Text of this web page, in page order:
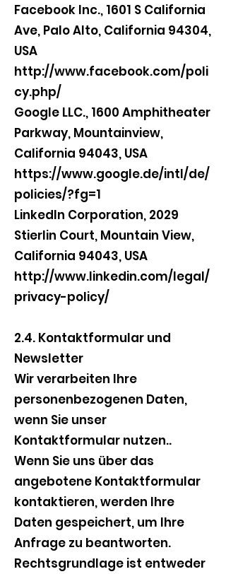
Facebook Inc., 1601 S California
Ave, Palo Alto, California 94304,
USA
http://www.facebook.com/poli
cy.php/
Google LLC., 1600 Amphitheater
Parkway, Mountainview,
California 94043, USA
https://www.google.de/intl/de/
policies/?fg=1
LinkedIn Corporation, 2029
Stierlin Court, Mountain View,
California 94043, USA
http://www.linkedin.com/legal/
privacy-policy/
2.4. Kontaktformular und
Newsletter
Wir verarbeiten Ihre
personenbezogenen Daten,
wenn Sie unser
Kontaktformular nutzen..
Wenn Sie uns über das
angebotene Kontaktformular
kontaktieren, werden Ihre
Daten gespeichert, um Ihre
Anfrage zu beantworten.
Rechtsgrundlage ist entweder